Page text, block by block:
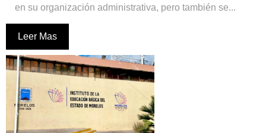
en su organización administrativa, pero también se...
Leer Mas